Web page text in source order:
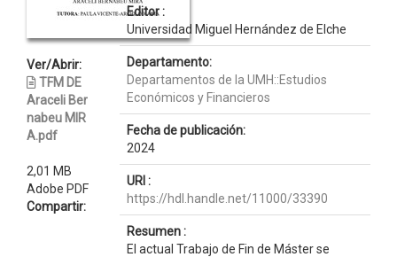
Ver/Abrir:
TFM DE
Araceli Ber
nabeu MIR
A.pdf
2,01 MB
Adobe PDF
Compartir:
Editor :
Universidad Miguel Hernández de Elche
Departamento:
Departamentos de la UMH::Estudios
Económicos y Financieros
Fecha de publicación:
2024
URI :
https://hdl.handle.net/11000/33390
Resumen :
El actual Trabajo de Fin de Máster se